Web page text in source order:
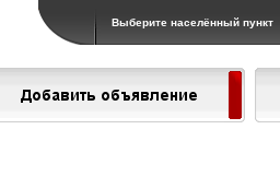
Выберите населённый пункт